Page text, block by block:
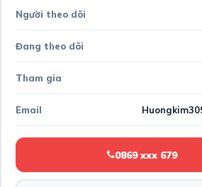
Người theo dõi
Đang theo dõi
Tham gia
Email
0869 xxx 679